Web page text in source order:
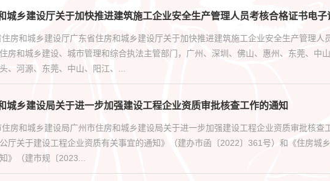
城乡建设厅关于加快推进建筑施工企业安全生产管理人员考核合格证书电
房和城乡建设厅广东省住房和城乡建设厅关于加快推进建筑施工企业安全生产管理人
房和城乡建设、城市管理和综合执法主管部门，广州、深圳、佛山、惠州、东莞、中
、河源、东莞、中山、阳江、...
城乡建设局关于进一步加强建设工程企业资质审批核查工作的通知
房和城乡建设局广州市住房和城乡建设局关于进一步加强建设工程企业资质审批核查
厅关于建设工程企业资质有关事宜的通知》（建办市函〔2022〕361号）和《住房城
》（建市规〔2023...